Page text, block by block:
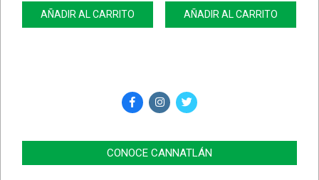
AÑADIR AL CARRITO AÑADIR AL CARRITO
CONOCE CANNATLÁN